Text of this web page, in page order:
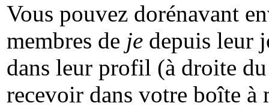
Vous pouvez dorénavant
membres de je depuis leur
dans leur profil (à droite
recevoir dans votre boîte à